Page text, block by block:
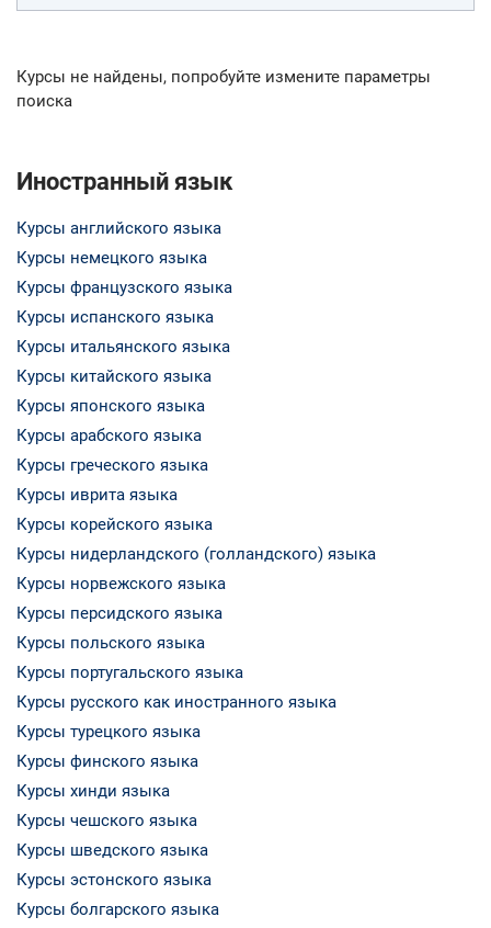
Курсы не найдены, попробуйте измените параметры
поиска
Иностранный язык
Курсы английского языка
Курсы немецкого языка
Курсы французского языка
Курсы испанского языка
Курсы итальянского языка
Курсы китайского языка
Курсы японского языка
Курсы арабского языка
Курсы греческого языка
Курсы иврита языка
Курсы корейского языка
Курсы нидерландского (голландского) языка
Курсы норвежского языка
Курсы персидского языка
Курсы польского языка
Курсы португальского языка
Курсы русского как иностранного языка
Курсы турецкого языка
Курсы финского языка
Курсы хинди языка
Курсы чешского языка
Курсы шведского языка
Курсы эстонского языка
Курсы болгарского языка